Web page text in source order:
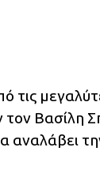
τις
τον
αναλάβει